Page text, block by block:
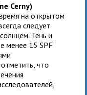
Cerny)
на открытом
следует
Тень и
менее 15 SPF
что